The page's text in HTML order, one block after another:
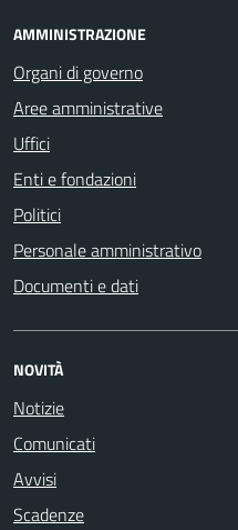
AMMINISTRAZIONE
Organi di governo
Aree amministrative
Uffici
Enti e fondazioni
Politici
Personale amministrativo
Documenti e dati
NOVITÀ
Notizie
Comunicati
Avvisi
Scadenze